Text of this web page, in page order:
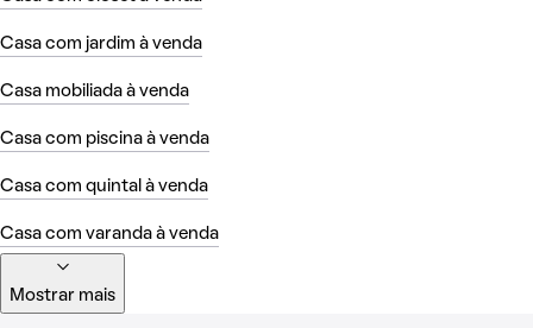
Casa com jardim à venda
Casa mobiliada à venda
Casa com piscina à venda
Casa com quintal à venda
Casa com varanda à venda
Mostrar mais